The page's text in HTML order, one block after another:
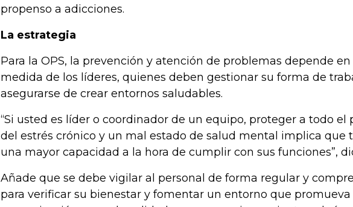
propenso a adicciones.
La estrategia
Para la OPS, la prevención y atención de problemas depende en
medida de los líderes, quienes deben gestionar su forma de
asegurarse de crear entornos saludables.
“Si usted es líder o coordinador de un equipo, proteger a todo el
del estrés crónico y un mal estado de salud mental implica que
una mayor capacidad a la hora de cumplir con sus funciones”,
Añade que se debe vigilar al personal de forma regular y
para verificar su bienestar y fomentar un entorno que promueva